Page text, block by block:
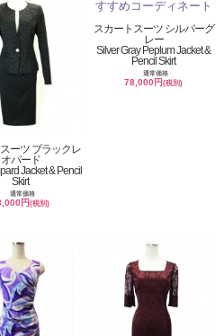
ーツ ブラックレ
オパード
Jacket & Pencil
Skirt
通常価格
円(税別)
スカートスーツ シルバーグ
レー
Silver Gray Peplum Jacket &
Pencil Skirt
通常価格
78,000円(税別)